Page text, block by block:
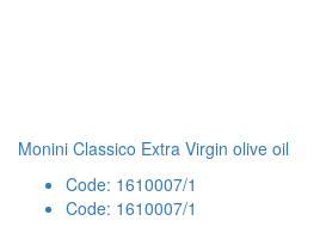
Monini Classico Extra Virgin olive oil
Code: 1610007/1
Code: 1610007/1